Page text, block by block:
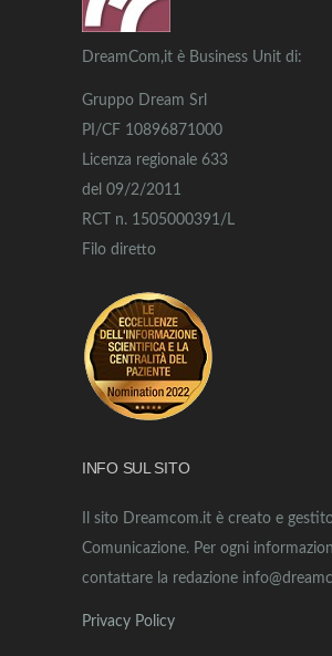
DreamCom,it è Business Unit di:
Gruppo Dream Srl
PI/CF 10896871000
Licenza regionale 633
del 09/2/2011
RCT n. 1505000391/L
Filo diretto
INFO SUL SITO
Il sito Dreamcom.it è creato e
Comunicazione. Per ogni
contattare la redazione
Privacy Policy